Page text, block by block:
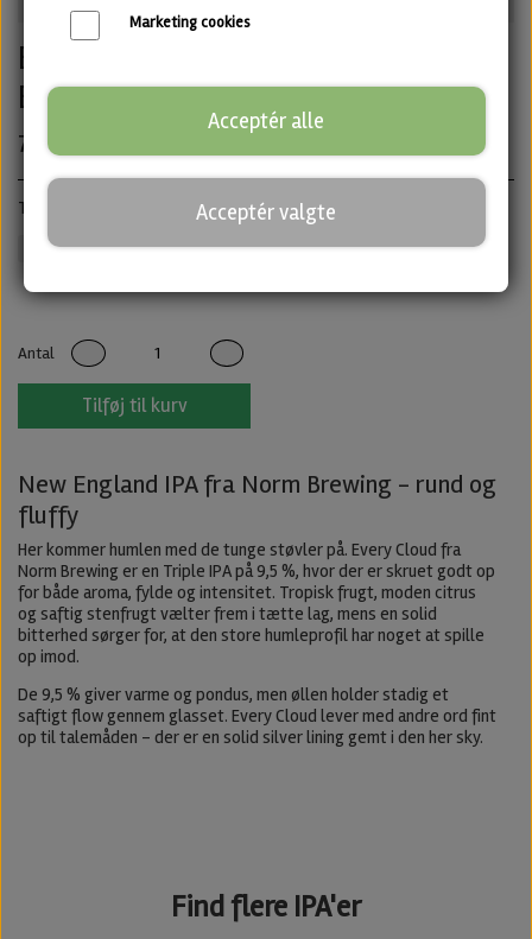
Every Cloud - Triple IPA fra Norm
Brewing
70,00 kr.
Triple IPA · ABV: 9,5% · Dåse: 44 cl.
Norm Brewing IPA Untappd
Antal
Tilføj til kurv
New England IPA fra Norm Brewing - rund og
fluffy
Her kommer humlen med de tunge støvler på. Every Cloud fra
Norm Brewing er en Triple IPA på 9,5 %, hvor der er skruet godt op
for både aroma, fylde og intensitet. Tropisk frugt, moden citrus
og saftig stenfrugt vælter frem i tætte lag, mens en solid
bitterhed sørger for, at den store humleprofil har noget at spille
op imod.
De 9,5 % giver varme og pondus, men øllen holder stadig et
saftigt flow gennem glasset. Every Cloud lever med andre ord fint
op til talemåden – der er en solid silver lining gemt i den her sky.
Find flere IPA'er
Marketing cookies
Acceptér alle
Acceptér valgte